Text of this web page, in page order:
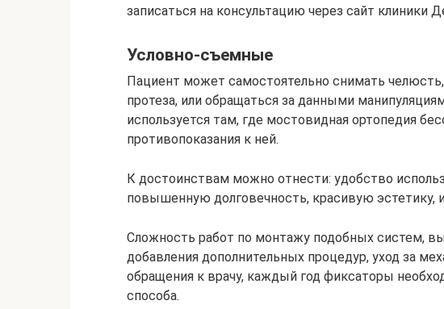
записаться на консультацию через сайт клиники
Условно-съемные
Пациент может самостоятельно снимать
протеза, или обращаться за данными
используется там, где мостовидная ортопедия
противопоказания к ней.
К достоинствам можно отнести: удобство
повышенную долговечность, красивую
Сложность работ по монтажу подобных систем,
добавления дополнительных процедур, уход за
обращения к врачу, каждый год фиксаторы
способа.